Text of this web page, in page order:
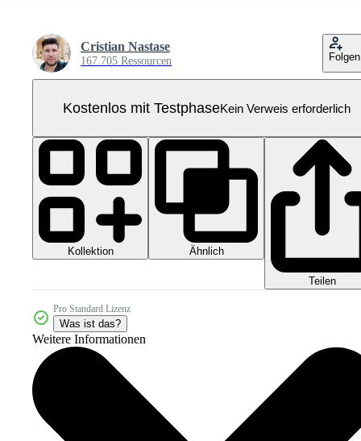
Cristian Nastase
167.705 Ressourcen Folgen
Kostenlos mit TestphaseKein Verweis erforderlich
Kollektion Ähnlich
Teilen
Pro Standard Lizenz
Was ist das?
Weitere Informationen